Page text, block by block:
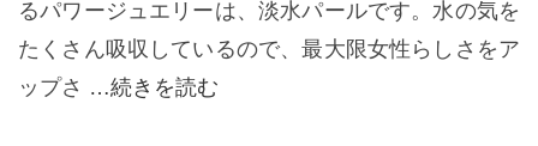
るパワージュエリーは、淡水パールです。水の気を
たくさん吸収しているので、最大限女性らしさをア
ップさ …続きを読む